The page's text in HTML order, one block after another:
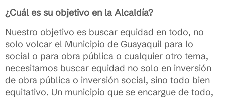
¿Cuál es su objetivo en la Alcaldía?
Nuestro objetivo es buscar equidad en todo, no
solo volcar el Municipio de Guayaquil para lo
social o para obra pública o cualquier otro tema,
necesitamos buscar equidad no solo en inversión
de obra pública o inversión social, sino todo bien
equitativo. Un municipio que se encargue de todo,